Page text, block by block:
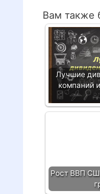
Вам также
Лучшие
компаний
Рост ВВП